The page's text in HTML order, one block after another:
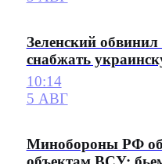
Зеленский
снабжать
10:14
5 АВГ
Минобороны РФ об